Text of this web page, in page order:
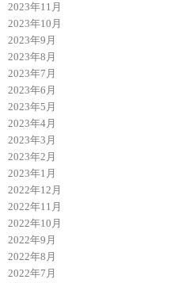
2023年11月
2023年10月
2023年9月
2023年8月
2023年7月
2023年6月
2023年5月
2023年4月
2023年3月
2023年2月
2023年1月
2022年12月
2022年11月
2022年10月
2022年9月
2022年8月
2022年7月